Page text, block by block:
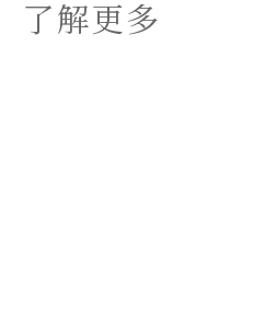
了解更多